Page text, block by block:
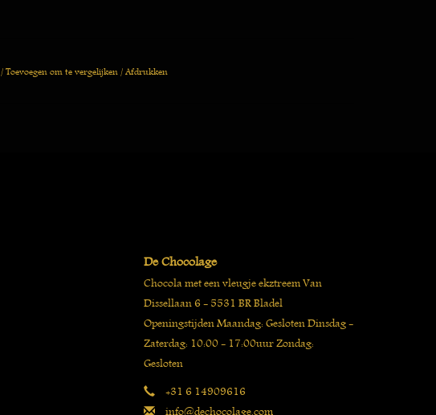
/Toevoegen om te vergelijken/Afdrukken
De Chocolage
Chocola met een vleugje ekztreem Van
Dissellaan 6 - 5531 BR Bladel
Openingstijden Maandag: Gesloten Dinsdag -
Zaterdag: 10:00 - 17:00uur Zondag:
Gesloten
+31 6 14909616
info@dechocolage.com